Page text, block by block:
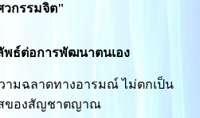
วกรรมจิต"
พธ์ต่อการพัฒนาตนเอง
ามฉลาดทางอารมณ์ ไม่ตกเป็น
ของสัญชาตญาณ